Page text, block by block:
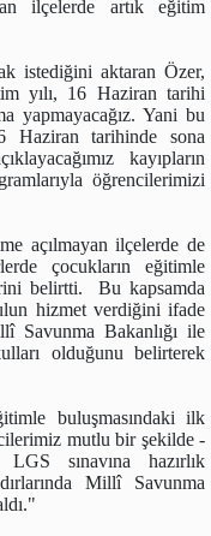
ilçelerde artık eğitim
istediğini aktaran Özer,
yılı, 16 Haziran tarihi
yapmayacağız. Yani bu
Haziran tarihinde sona
kayıpların
öğrencilerimizi
açılmayan ilçelerde de
çocukların eğitimle
belirtti. Bu kapsamda
hizmet verdiğini ifade
Savunma Bakanlığı ile
olduğunu belirterek
buluşmasındaki ilk
mutlu bir şekilde -
sınavına hazırlık
Millî Savunma